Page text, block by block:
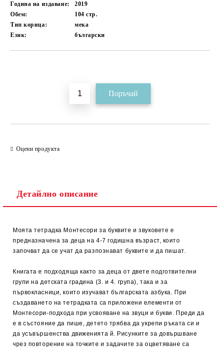
Година на издаване:
2019
Обем:
104стр.
Тип корица:
мека
Език:
български
Оцени продукта
Детайлно описание
Моята тетрадка Монтесори за буквите и звуковете е
предназначена за деца на 4-7 годишна възраст, които
започват да се учат да разпознават буквите и да пишат.
Книгата е подходяща както за деца от двете подготвителни
групи на детската градина (3. и 4. група), така и за
първокласници, които изучават българската азбука. При
създаването на тетрадката са приложени елементи от
Монтесори-подхода при усвояване на звуци и букви. Преди да
е в състояние да пише, детето трябва да укрепи ръката си и
да усъвършенства движенията й. Рисунките за довършване
чрез повторение на точките и задачите за оцветяване са